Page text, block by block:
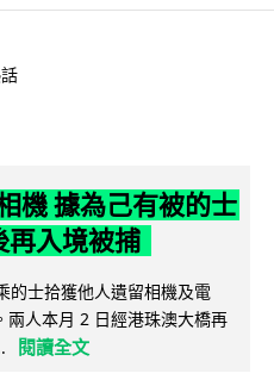
機 據為己有被的士
再入境被捕
的士拾獲他人遺留相機及電
人本月 2 日經港珠澳大橋再
閱讀全文